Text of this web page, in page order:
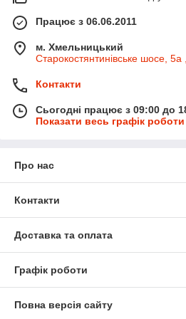
Працює з 06.06.2011
м. Хмельницький
Старокостянтинівське шосе,
Контакти
Сьогодні працює з 09:00 до
Показати весь графік роботи
Про нас
Контакти
Доставка та оплата
Графік роботи
Повна версія сайту